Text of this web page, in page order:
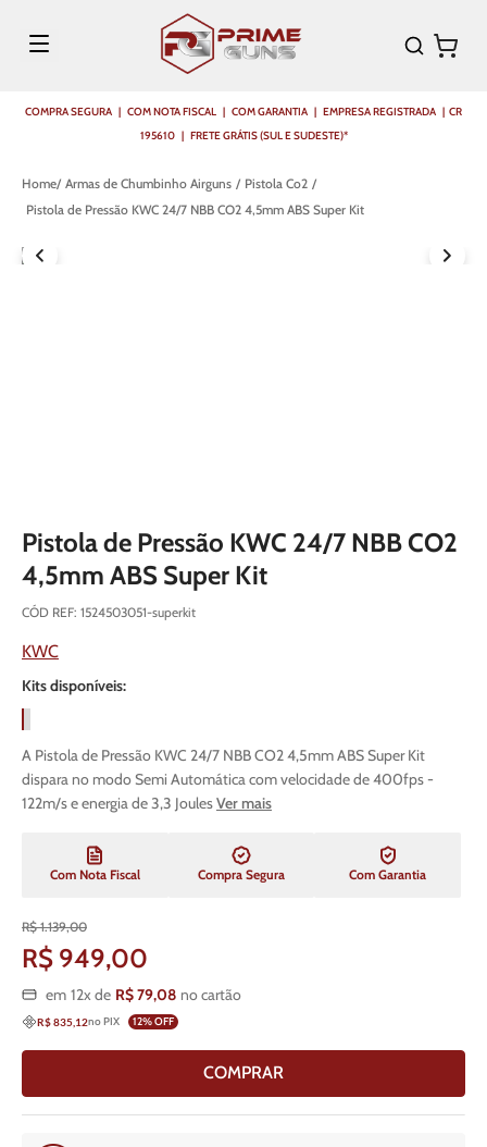
COMPRA SEGURA | COM NOTA FISCAL | COM GARANTIA | EMPRESA REGISTRADA | CR
195610 | FRETE GRÁTIS (SUL E SUDESTE)*
Armas de Chumbinho Airguns
Pistola Co2
Pistola de Pressão KWC 24/7 NBB CO2 4,5mm ABS Super Kit
Pistola de Pressão KWC 24/7 NBB CO2
4,5mm ABS Super Kit
CÓD REF: 1524503051-superkit
KWC
Kits disponíveis:
A Pistola de Pressão KWC 24/7 NBB CO2 4,5mm ABS Super Kit
dispara no modo Semi Automática com velocidade de 400fps -
122m/s e energia de 3,3 JoulesVer mais
Com Nota Fiscal Compra Segura Com Garantia
R$ 1.139,00
R$ 949,00
em 12x de R$79,08 no cartão
R$ 835,12no PIX 12% OFF
COMPRAR